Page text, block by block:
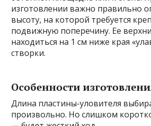
изготовлении важно правильно
высоту, на которой требуется
подвижную поперечину. Ее
находиться на 1 см ниже края
створки.
Особенности
Длина пластины-уловителя
произвольно. Но слишком